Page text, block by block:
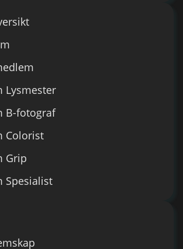
Lysmester
B-fotograf
Colorist
Grip
Spesialist